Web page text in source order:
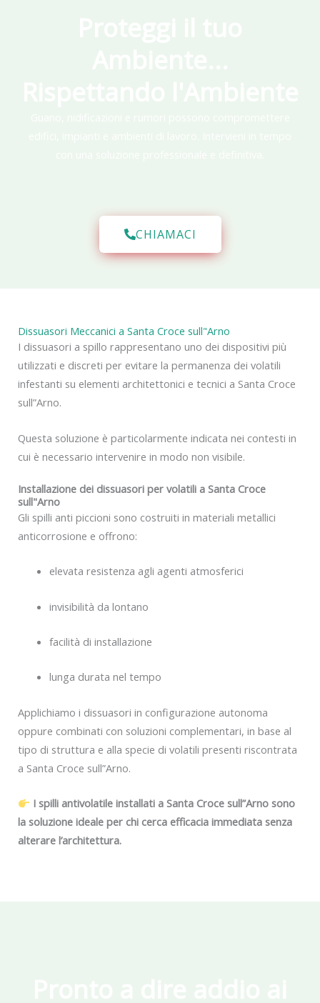
CHIAMACI
Dissuasori Meccanici a Santa Croce sull"Arno
I dissuasori a spillo rappresentano uno dei dispositivi più
utilizzati e discreti per evitare la permanenza dei volatili
infestanti su elementi architettonici e tecnici a Santa Croce
sull”Arno.
Questa soluzione è particolarmente indicata nei contesti in
cui è necessario intervenire in modo non visibile.
Installazione dei dissuasori per volatili a Santa Croce
sull"Arno
Gli spilli anti piccioni sono costruiti in materiali metallici
anticorrosione e offrono:
elevata resistenza agli agenti atmosferici
invisibilità da lontano
facilità di installazione
lunga durata nel tempo
Applichiamo i dissuasori in configurazione autonoma
oppure combinati con soluzioni complementari, in base al
tipo di struttura e alla specie di volatili presenti riscontrata
a Santa Croce sull”Arno.
I spilli antivolatile installati a Santa Croce sull”Arno sono
la soluzione ideale per chi cerca efficacia immediata senza
alterare l’architettura.